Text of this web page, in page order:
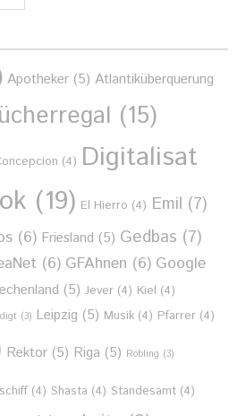
Apotheker (5) Atlantiküberquerung
(15)
(4) Digitalisat
(19) El Hierro (4) Emil (7)
(6) Friesland (5) Gedbas (7)
(6) GFAhnen (6) Google
(5) Jever (4) Kiel (4)
(3) Leipzig (5) Musik (4) Pfarrer (4)
Rektor (5) Riga (5) Röbling (3)
(4) Shasta (4) Standesamt (4)